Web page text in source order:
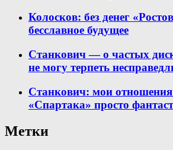
Колосков: без денег
бесславное будущее
Станкович — о частых
не могу терпеть
Станкович: мои отношения
«Спартака» просто
Метки